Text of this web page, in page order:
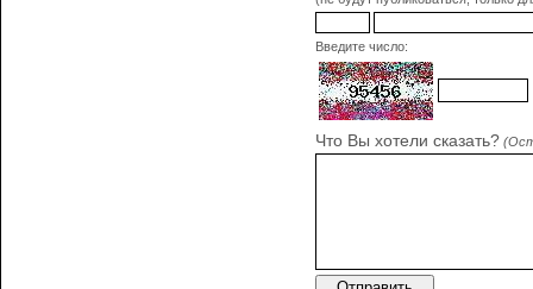
Введите число:
Что Вы хотели сказать?